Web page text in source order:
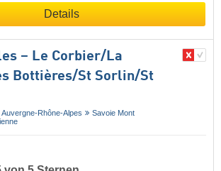
Details
– Le Corbier/​La
Bottières/​St Sorlin/​St
Auvergne-Rhône-Alpes
Savoie Mont